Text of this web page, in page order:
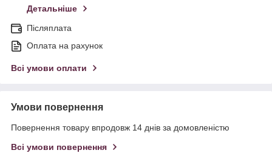
Детальніше
Післяплата
Оплата на рахунок
Всі умови оплати
Умови повернення
Повернення товару впродовж 14 днів за домовленістю
Всі умови повернення